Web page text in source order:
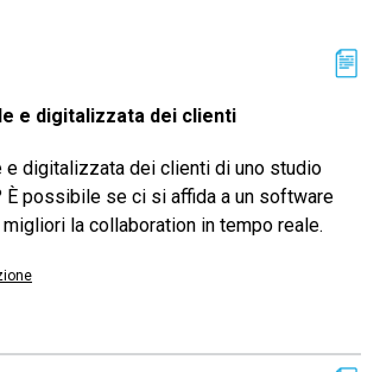
e digitalizzata dei clienti
e digitalizzata dei clienti di uno studio
possibile se ci si affida a un software
la collaboration in tempo reale.